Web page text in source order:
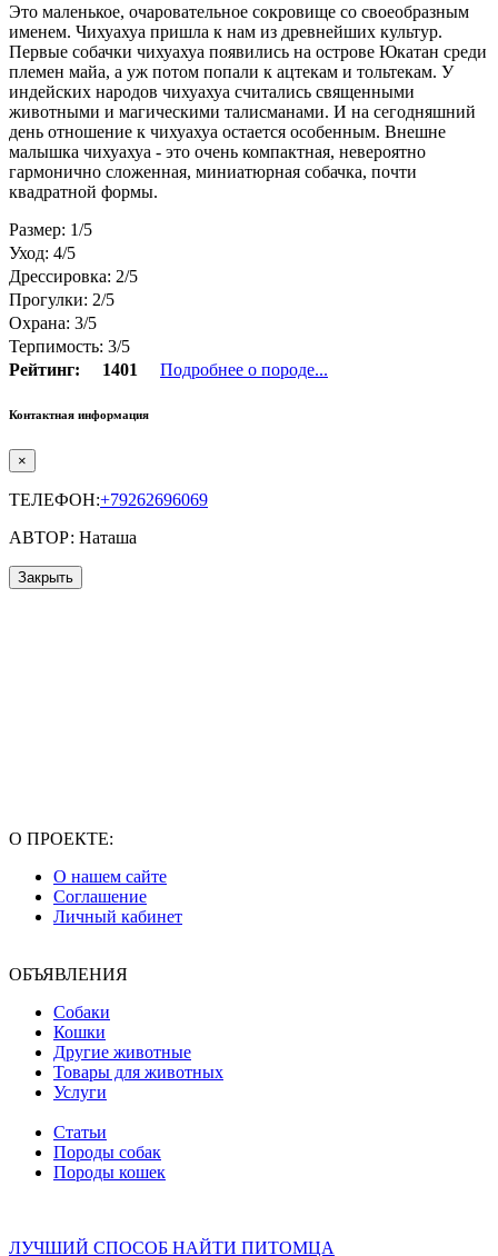
Это маленькое, очаровательное сокровище со своеобразным
именем. Чихуахуа пришла к нам из древнейших культур.
Первые собачки чихуахуа появились на острове Юкатан среди
племен майа, а уж потом попали к ацтекам и тольтекам. У
индейских народов чихуахуа считались священными
животными и магическими талисманами. И на сегодняшний
день отношение к чихуахуа остается особенным. Внешне
малышка чихуахуа - это очень компактная, невероятно
гармонично сложенная, миниатюрная собачка, почти
квадратной формы.
Размер: 1/5
Уход: 4/5
Дрессировка: 2/5
Прогулки: 2/5
Охрана: 3/5
Терпимость: 3/5
Рейтинг:
1401 Подробнее о породе...
Контактная информация
×
ТЕЛЕФОН:+79262696069
АВТОР: Наташа
Закрыть
О ПРОЕКТЕ:
О нашем сайте
Соглашение
Личный кабинет
ОБЪЯВЛЕНИЯ
Собаки
Кошки
Другие животные
Товары для животных
Услуги
Статьи
Породы собак
Породы кошек
ЛУЧШИЙ СПОСОБ НАЙТИ ПИТОМЦА